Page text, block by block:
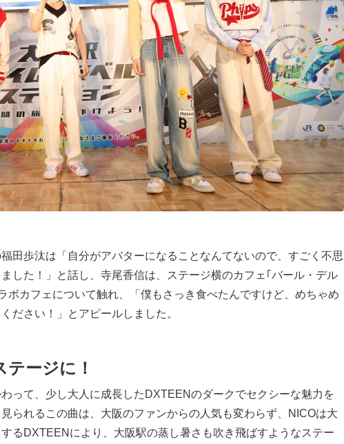
田歩汰は「自分がアバターになることなんてないので、すごく不思
した！」と話し、寺尾香信は、ステージ横のカフェ｢バール・デル
ボカフェについて触れ、「僕もさっき食べたんですけど、めちゃめ
さい！」とアピールしました。
ージに！
って、少し大人に成長したDXTEENのダークでセクシーな魅力を
られるこの曲は、大阪のファンからの人気も変わらず、NICOは大
るDXTEENにより、大阪駅の蒸し暑さも吹き飛ばすようなステー